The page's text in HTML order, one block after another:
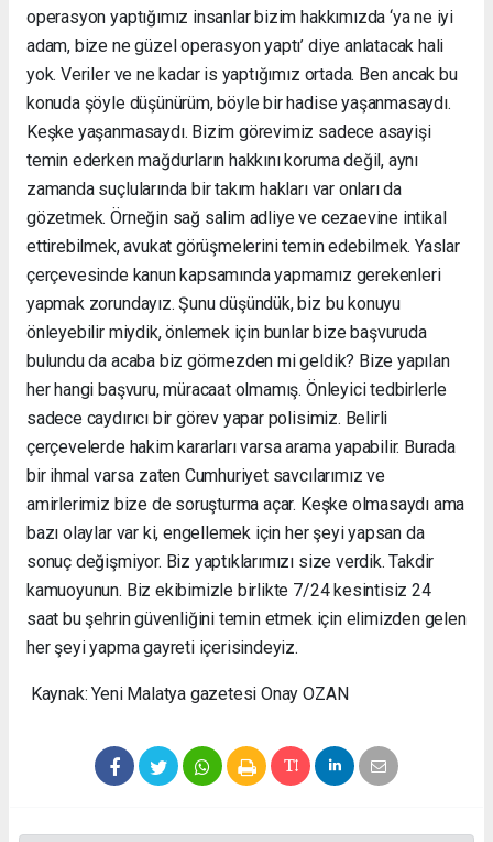
operasyon yaptığımız insanlar bizim hakkımızda ‘ya ne iyi
adam, bize ne güzel operasyon yaptı’ diye anlatacak hali
yok. Veriler ve ne kadar is yaptığımız ortada. Ben ancak bu
konuda şöyle düşünürüm, böyle bir hadise yaşanmasaydı.
Keşke yaşanmasaydı. Bizim görevimiz sadece asayişi
temin ederken mağdurların hakkını koruma değil, aynı
zamanda suçlularında bir takım hakları var onları da
gözetmek. Örneğin sağ salim adliye ve cezaevine intikal
ettirebilmek, avukat görüşmelerini temin edebilmek. Yaslar
çerçevesinde kanun kapsamında yapmamız gerekenleri
yapmak zorundayız. Şunu düşündük, biz bu konuyu
önleyebilir miydik, önlemek için bunlar bize başvuruda
bulundu da acaba biz görmezden mi geldik? Bize yapılan
her hangi başvuru, müracaat olmamış. Önleyici tedbirlerle
sadece caydırıcı bir görev yapar polisimiz. Belirli
çerçevelerde hakim kararları varsa arama yapabilir. Burada
bir ihmal varsa zaten Cumhuriyet savcılarımız ve
amirlerimiz bize de soruşturma açar. Keşke olmasaydı ama
bazı olaylar var ki, engellemek için her şeyi yapsan da
sonuç değişmiyor. Biz yaptıklarımızı size verdik. Takdir
kamuoyunun. Biz ekibimizle birlikte 7/24 kesintisiz 24
saat bu şehrin güvenliğini temin etmek için elimizden gelen
her şeyi yapma gayreti içerisindeyiz.
Kaynak: Yeni Malatya gazetesi Onay OZAN